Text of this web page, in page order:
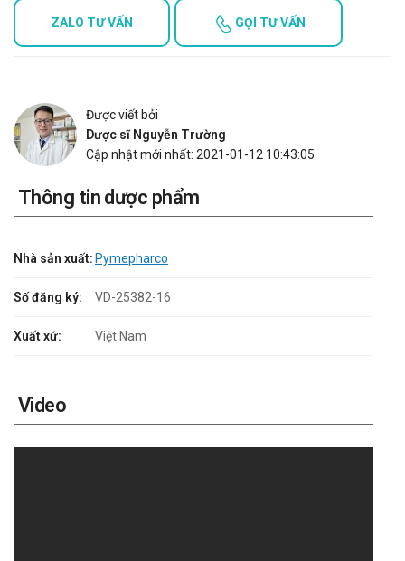
ZALO TƯ VẤN GỌI TƯ VẤN
Được viết bởi
Dược sĩ Nguyễn Trường
Cập nhật mới nhất: 2021-01-12 10:43:05
Thông tin dược phẩm
Nhà sản xuất: Pymepharco
Số đăng ký: VD-25382-16
Xuất xứ: Việt Nam
Video